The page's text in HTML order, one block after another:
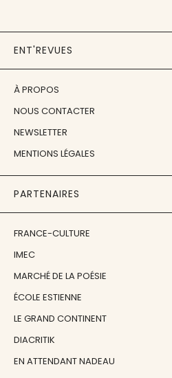
ENT'REVUES
À PROPOS
NOUS CONTACTER
NEWSLETTER
MENTIONS LÉGALES
PARTENAIRES
FRANCE-CULTURE
IMEC
MARCHÉ DE LA POÉSIE
ÉCOLE ESTIENNE
LE GRAND CONTINENT
DIACRITIK
EN ATTENDANT NADEAU